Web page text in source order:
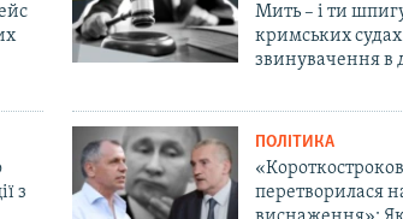
Мить – і ти
кримських
звинувачення в
з
ПОЛІТИКА
перетворилася